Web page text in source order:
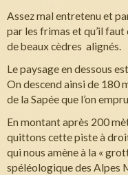
Assez mal entretenu et
par les frimas et qu’il
de beaux cèdres alignés.
Le paysage en dessous
On descend ainsi de 180
de la Sapée que l’on
En montant après 200
quittons cette piste à
qui nous amène à la «
spéléologique des Alpes